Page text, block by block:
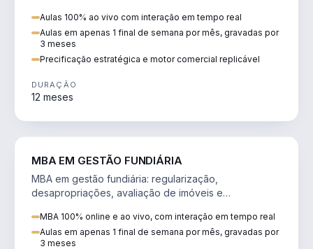
Aulas 100% ao vivo com interação em tempo real
Aulas em apenas 1 final de semana por mês, gravadas por
3 meses
Precificação estratégica e motor comercial replicável
DURAÇÃO
12 meses
MBA EM GESTÃO FUNDIÁRIA
MBA em gestão fundiária: regularização,
desapropriações, avaliação de imóveis e
MBA 100% online e ao vivo, com interação em tempo real
Aulas em apenas 1 final de semana por mês, gravadas por
3 meses